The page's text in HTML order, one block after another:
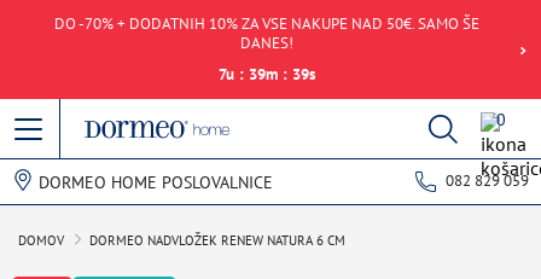
DO -70% + DODATNIH 10% ZA VSE NAKUPE NAD 50€. SAMO ŠE
DANES!
7u : 39m : 39s
0
DORMEO HOME POSLOVALNICE 082 829 059
DOMOV DORMEO NADVLOŽEK RENEW NATURA 6 CM